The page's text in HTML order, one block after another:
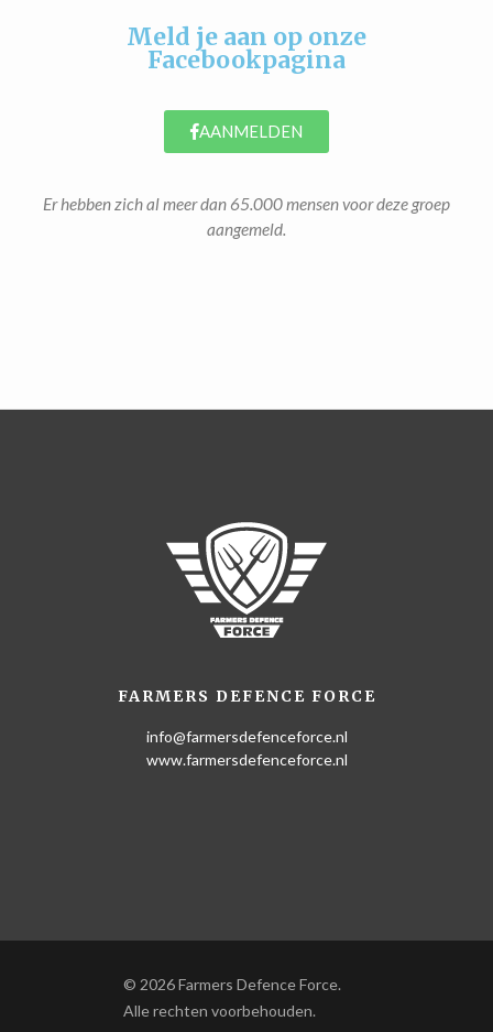
Meld je aan op onze
Facebookpagina
AANMELDEN
Er hebben zich al meer dan 65.000 mensen voor deze groep
aangemeld.
FARMERS DEFENCE FORCE
info@farmersdefenceforce.nl
www.farmersdefenceforce.nl
© 2026 Farmers Defence Force.
Alle rechten voorbehouden.